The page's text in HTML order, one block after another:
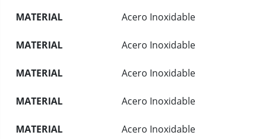
MATERIAL Acero Inoxidable
MATERIAL Acero Inoxidable
MATERIAL Acero Inoxidable
MATERIAL Acero Inoxidable
MATERIAL Acero Inoxidable